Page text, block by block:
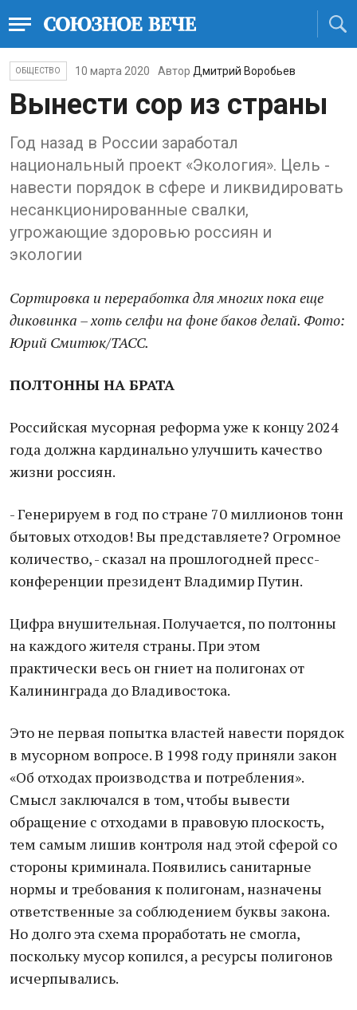
ОБЩЕСТВО 10 марта 2020 Автор Дмитрий Воробьев
Вынести сор из страны
Год назад в России заработал
национальный проект «Экология». Цель -
навести порядок в сфере и ликвидировать
несанкционированные свалки,
угрожающие здоровью россиян и
экологии
Сортировка и переработка для многих пока еще
диковинка – хоть селфи на фоне баков делай. Фото:
Юрий Смитюк/ТАСС.
ПОЛТОННЫ НА БРАТА
Российская мусорная реформа уже к концу 2024
года должна кардинально улучшить качество
жизни россиян.
- Генерируем в год по стране 70 миллионов тонн
бытовых отходов! Вы представляете? Огромное
количество, - сказал на прошлогодней пресс-
конференции президент Владимир Путин.
Цифра внушительная. Получается, по полтонны
на каждого жителя страны. При этом
практически весь он гниет на полигонах от
Калининграда до Владивостока.
Это не первая попытка властей навести порядок
в мусорном вопросе. В 1998 году приняли закон
«Об отходах производства и потребления».
Смысл заключался в том, чтобы вывести
обращение с отходами в правовую плоскость,
тем самым лишив контроля над этой сферой со
стороны криминала. Появились санитарные
нормы и требования к полигонам, назначены
ответственные за соблюдением буквы закона.
Но долго эта схема проработать не смогла,
поскольку мусор копился, а ресурсы полигонов
исчерпывались.